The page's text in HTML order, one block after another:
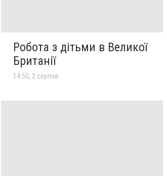
Робота з дітьми в Великої
Британії
14:50, 2 серпня